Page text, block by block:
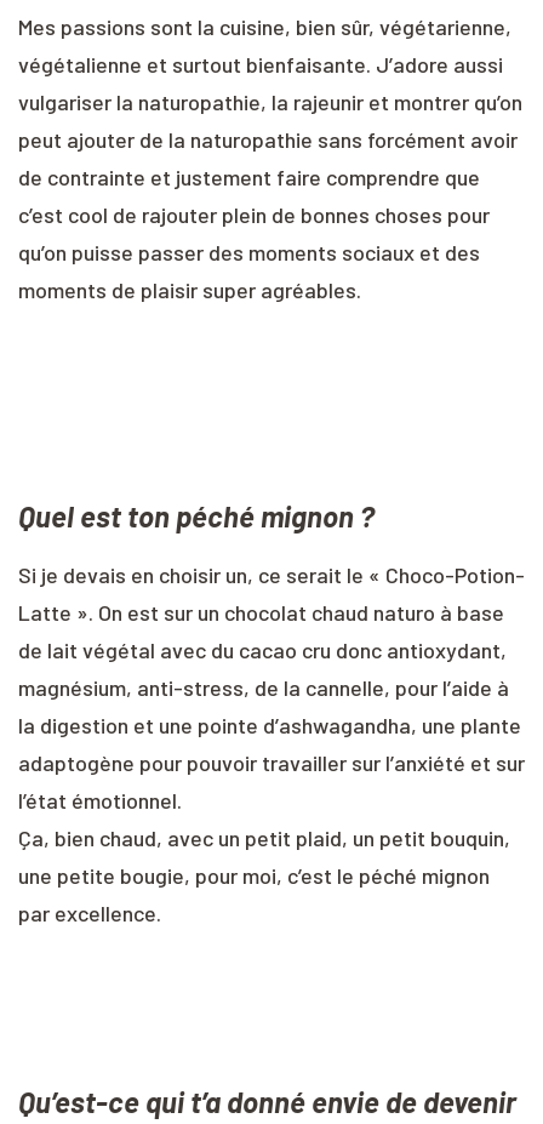
Mes passions sont la cuisine, bien sûr, végétarienne,
végétalienne et surtout bienfaisante. J’adore aussi
vulgariser la naturopathie, la rajeunir et montrer qu’on
peut ajouter de la naturopathie sans forcément avoir
de contrainte et justement faire comprendre que
c’est cool de rajouter plein de bonnes choses pour
qu’on puisse passer des moments sociaux et des
moments de plaisir super agréables.
Quel est ton péché mignon ?
Si je devais en choisir un, ce serait le « Choco-Potion-
Latte ». On est sur un chocolat chaud naturo à base
de lait végétal avec du cacao cru donc antioxydant,
magnésium, anti-stress, de la cannelle, pour l’aide à
la digestion et une pointe d’ashwagandha, une plante
adaptogène pour pouvoir travailler sur l’anxiété et sur
l’état émotionnel.
Ça, bien chaud, avec un petit plaid, un petit bouquin,
une petite bougie, pour moi, c’est le péché mignon
par excellence.
Qu’est-ce qui t’a donné envie de devenir